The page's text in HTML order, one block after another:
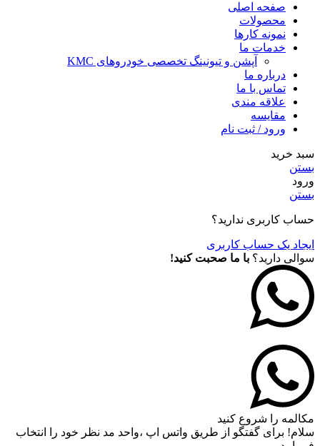
صفحه اصلی
محصولات
نمونه کارها
خدمات ما
آپشن و تیونینگ تخصصی خودروهای KMC
درباره ما
تماس با ما
علاقه مندی
مقايسه
ورود / ثبت نام
سبد خرید
بستن
ورود
بستن
حساب کاربری ندارید؟
ایجاد یک حساب کاربری
سوالی دارید؟ با ما صحبت کنید!
مکالمه را شروع کنید
سلام! برای گفتگو از طریق واتس اپ ،واحد مد نظر خود را انتخاب